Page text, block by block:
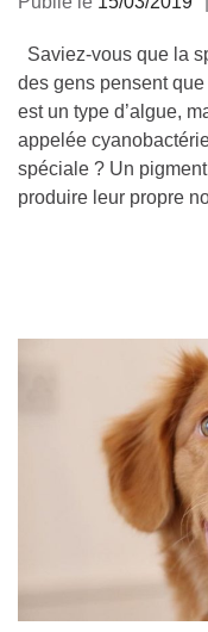
Saviez-vous que la
des gens pensent
est un type d’algue,
appelée
spéciale ? Un
produire leur propre